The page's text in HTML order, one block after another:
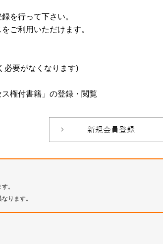
を行って下さい。
ご利用いただけます。
必要がなくなります)
権付書籍」の登録・閲覧
。
ります。